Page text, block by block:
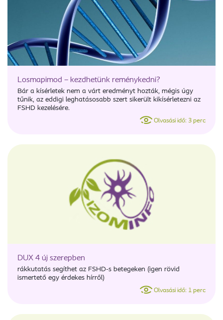
Losmapimod – kezdhetünk reménykedni?
Bár a kísérletek nem a várt eredményt hozták, mégis úgy
tűnik, az eddigi leghatásosabb szert sikerült kikísérletezni az
FSHD kezelésére.
Olvasási idő: 3 perc
DUX 4 új szerepben
rákkutatás segíthet az FSHD-s betegeken (igen rövid
ismertető egy érdekes hírről)
Olvasási idő: 1 perc